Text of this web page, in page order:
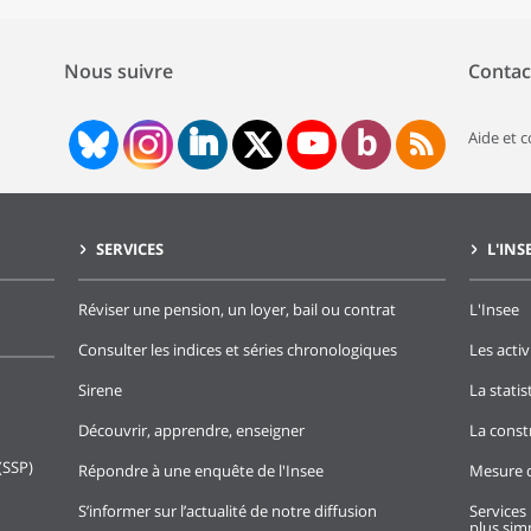
Nous suivre
Aide et
SERVICES
Réviser une pension, un loyer, bail ou contrat
Consulter les indices et séries chronologiques
Sirene
Découvrir, apprendre, enseigner
Répondre à une enquête de l'Insee
S’informer sur l’actualité de notre diffusion
L'Insee
Les
La
La
Mesure